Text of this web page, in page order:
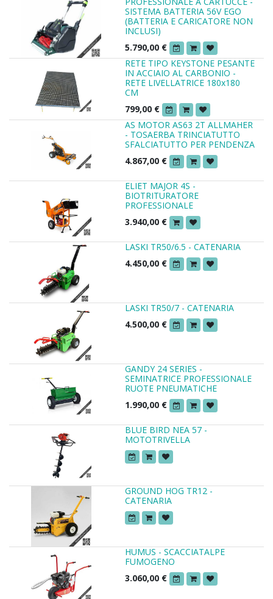
SISTEMA BATTERIA 56V EGO
(BATTERIA E CARICATORE NON
INCLUSI)
5.790,00 €
RETE TIPO KEYSTONE PESANTE
IN ACCIAIO AL CARBONIO -
RETE LIVELLATRICE 180x180
CM
799,00 €
AS MOTOR AS63 2T ALLMAHER
- TOSAERBA TRINCIATUTTO
SFALCIATUTTO PER PENDENZA
4.867,00 €
ELIET MAJOR 4S -
BIOTRITURATORE
PROFESSIONALE
3.940,00 €
LASKI TR50/6.5 - CATENARIA
4.450,00 €
LASKI TR50/7 - CATENARIA
4.500,00 €
GANDY 24 SERIES -
SEMINATRICE PROFESSIONALE
RUOTE PNEUMATICHE
1.990,00 €
BLUE BIRD NEA 57 -
MOTOTRIVELLA
GROUND HOG TR12 -
CATENARIA
HUMUS - SCACCIATALPE
FUMOGENO
3.060,00 €